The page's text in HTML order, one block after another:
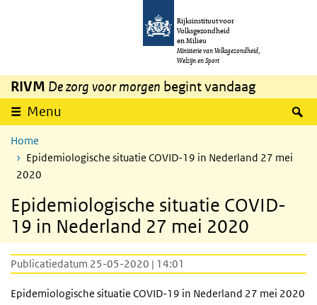
Overslaan en naar de inhoud gaan
Rijksinstituut voor
Volksgezondheid
en Milieu
Ministerie van Volksgezondheid,
Welzijn en Sport
RIVM De zorg voor morgen begint vandaag
Menu
Home
Epidemiologische situatie COVID-19 in Nederland 27 mei
2020
Epidemiologische situatie COVID-
19 in Nederland 27 mei 2020
Publicatiedatum 25-05-2020 | 14:01
Epidemiologische situatie COVID-19 in Nederland 27 mei 2020